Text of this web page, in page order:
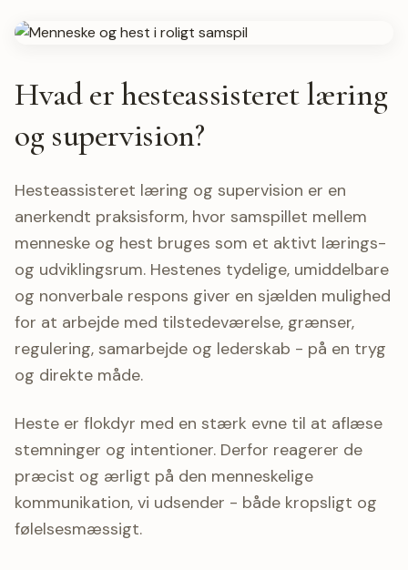
Hvad er hesteassisteret læring
og supervision?
Hesteassisteret læring og supervision er en
anerkendt praksisform, hvor samspillet mellem
menneske og hest bruges som et aktivt lærings-
og udviklingsrum. Hestenes tydelige, umiddelbare
og nonverbale respons giver en sjælden mulighed
for at arbejde med tilstedeværelse, grænser,
regulering, samarbejde og lederskab - på en tryg
og direkte måde.
Heste er flokdyr med en stærk evne til at aflæse
stemninger og intentioner. Derfor reagerer de
præcist og ærligt på den menneskelige
kommunikation, vi udsender - både kropsligt og
følelsesmæssigt.